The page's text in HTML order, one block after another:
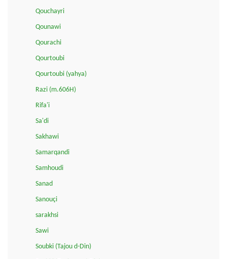
Qouchayri
Qounawi
Qourachi
Qourtoubi
Qourtoubi (yahya)
Razi (m.606H)
Rifa'i
Sa'di
Sakhawi
Samarqandi
Samhoudi
Sanad
Sanouçi
sarakhsi
Sawi
Soubki (Tajou d-Din)